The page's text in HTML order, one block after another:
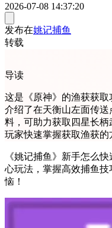
2026-07-08 14:37:20
发布在姚记捕鱼
转载
导读
这是《原神》的渔获获
介绍了在天衡山左面传
料，可助力获取四星长
玩家快速掌握获取渔获的
《姚记捕鱼》新手怎么
心玩法，掌握高效捕鱼
恼！